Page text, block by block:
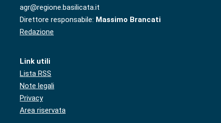
agr@regione.basilicata.it
Direttore responsabile: Massimo Brancati
Redazione
Link utili
Lista RSS
Note legali
Privacy
Area riservata